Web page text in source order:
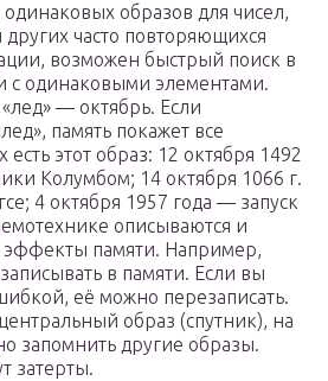
образов для чисел,
часто повторяющихся
возможен быстрый поиск в
с одинаковыми элементами.
— октябрь. Если
память покажет все
этот образ: 12 октября 1492
Колумбом; 14 октября 1066 г.
4 октября 1957 года — запуск
описываются и
эффекты памяти. Например,
в памяти. Если вы
её можно перезаписать.
образ (спутник), на
запомнить другие образы.
затерты.